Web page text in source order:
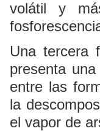
volátil y
Una tercera
presenta
entre las
la
el vapor de